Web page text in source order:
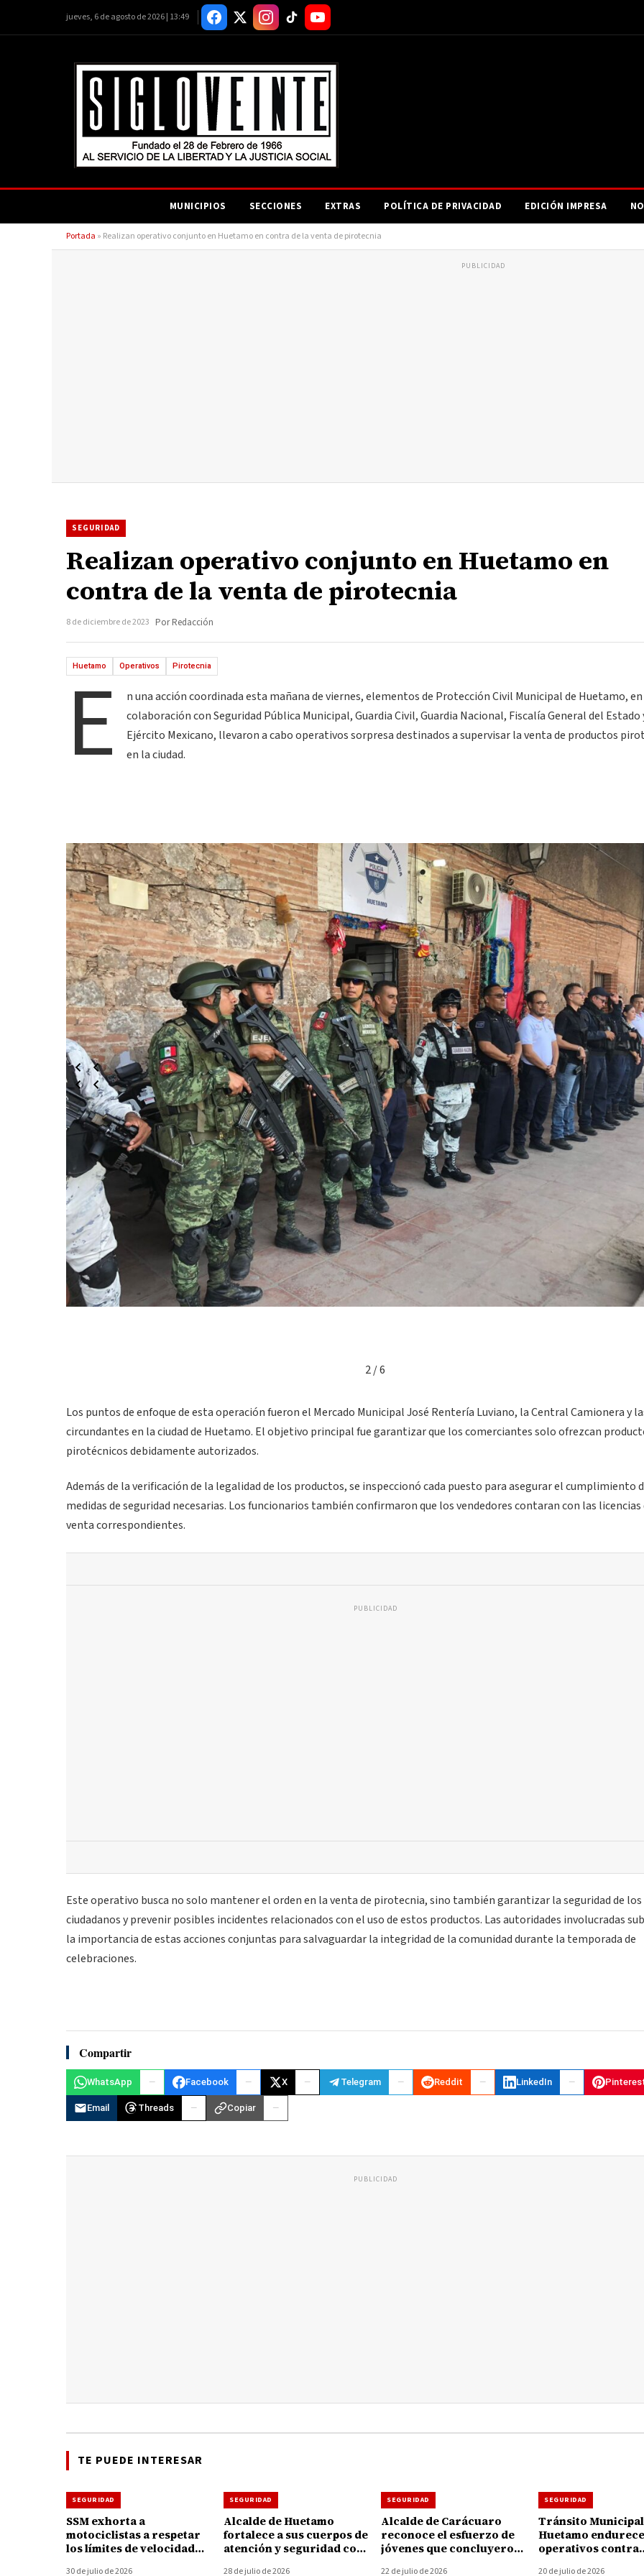
jueves, 6 de agosto de 2026 | 13:49
MUNICIPIOS SECCIONES EXTRAS POLÍTICA DE PRIVACIDAD EDICIÓN IMPRESA
Portada » Realizan operativo conjunto en Huetamo en contra de la venta de pirotecnia
PUBLICIDAD
SEGURIDAD
Realizan operativo conjunto en Huetamo en
contra de la venta de pirotecnia
8 de diciembre de 2023 Por Redacción
Huetamo Operativos Pirotecnia
E
n una acción coordinada esta mañana de viernes, elementos de Protección Civil Municipal de Huetamo, en
colaboración con Seguridad Pública Municipal, Guardia Civil, Guardia Nacional, Fiscalía General del Estado
Ejército Mexicano, llevaron a cabo operativos sorpresa destinados a supervisar la venta de productos
en la ciudad.
2 / 6
Los puntos de enfoque de esta operación fueron el Mercado Municipal José Rentería Luviano, la Central Camionera y
circundantes en la ciudad de Huetamo. El objetivo principal fue garantizar que los comerciantes solo ofrezcan
pirotécnicos debidamente autorizados.
Además de la verificación de la legalidad de los productos, se inspeccionó cada puesto para asegurar el cumplimiento
medidas de seguridad necesarias. Los funcionarios también confirmaron que los vendedores contaran con las licencias
venta correspondientes.
PUBLICIDAD
Este operativo busca no solo mantener el orden en la venta de pirotecnia, sino también garantizar la seguridad de los
ciudadanos y prevenir posibles incidentes relacionados con el uso de estos productos. Las autoridades involucradas
la importancia de estas acciones conjuntas para salvaguardar la integridad de la comunidad durante la temporada de
celebraciones.
Compartir
WhatsApp Facebook X Telegram Reddit LinkedIn
Email Threads Copiar
PUBLICIDAD
TE PUEDE INTERESAR
SEGURIDAD
SSM exhorta a
motociclistas a respetar
los límites de velocidad
30 de julio de 2026
SEGURIDAD
Alcalde de Huetamo
fortalece a sus cuerpos de
atención y seguridad con
28 de julio de 2026
SEGURIDAD
Alcalde de Carácuaro
reconoce el esfuerzo de
jóvenes que concluyeron
22 de julio de 2026
SEGURIDAD
Tránsito
Huetamo endurece
operativos contra
20 de julio de 2026